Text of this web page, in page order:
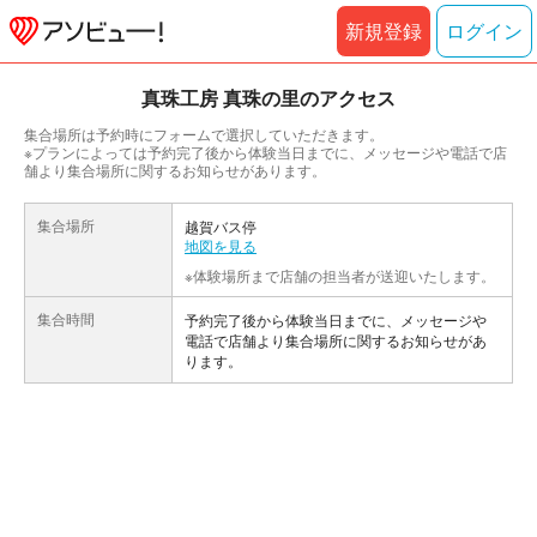
新規登録 ログイン
真珠工房 真珠の里のアクセス
集合場所は予約時にフォームで選択していただきます。
※プランによっては予約完了後から体験当日までに、メッセージや電話で店
舗より集合場所に関するお知らせがあります。
集合場所
越賀バス停
地図を見る
※体験場所まで店舗の担当者が送迎いたします。
集合時間
予約完了後から体験当日までに、メッセージや
電話で店舗より集合場所に関するお知らせがあ
ります。